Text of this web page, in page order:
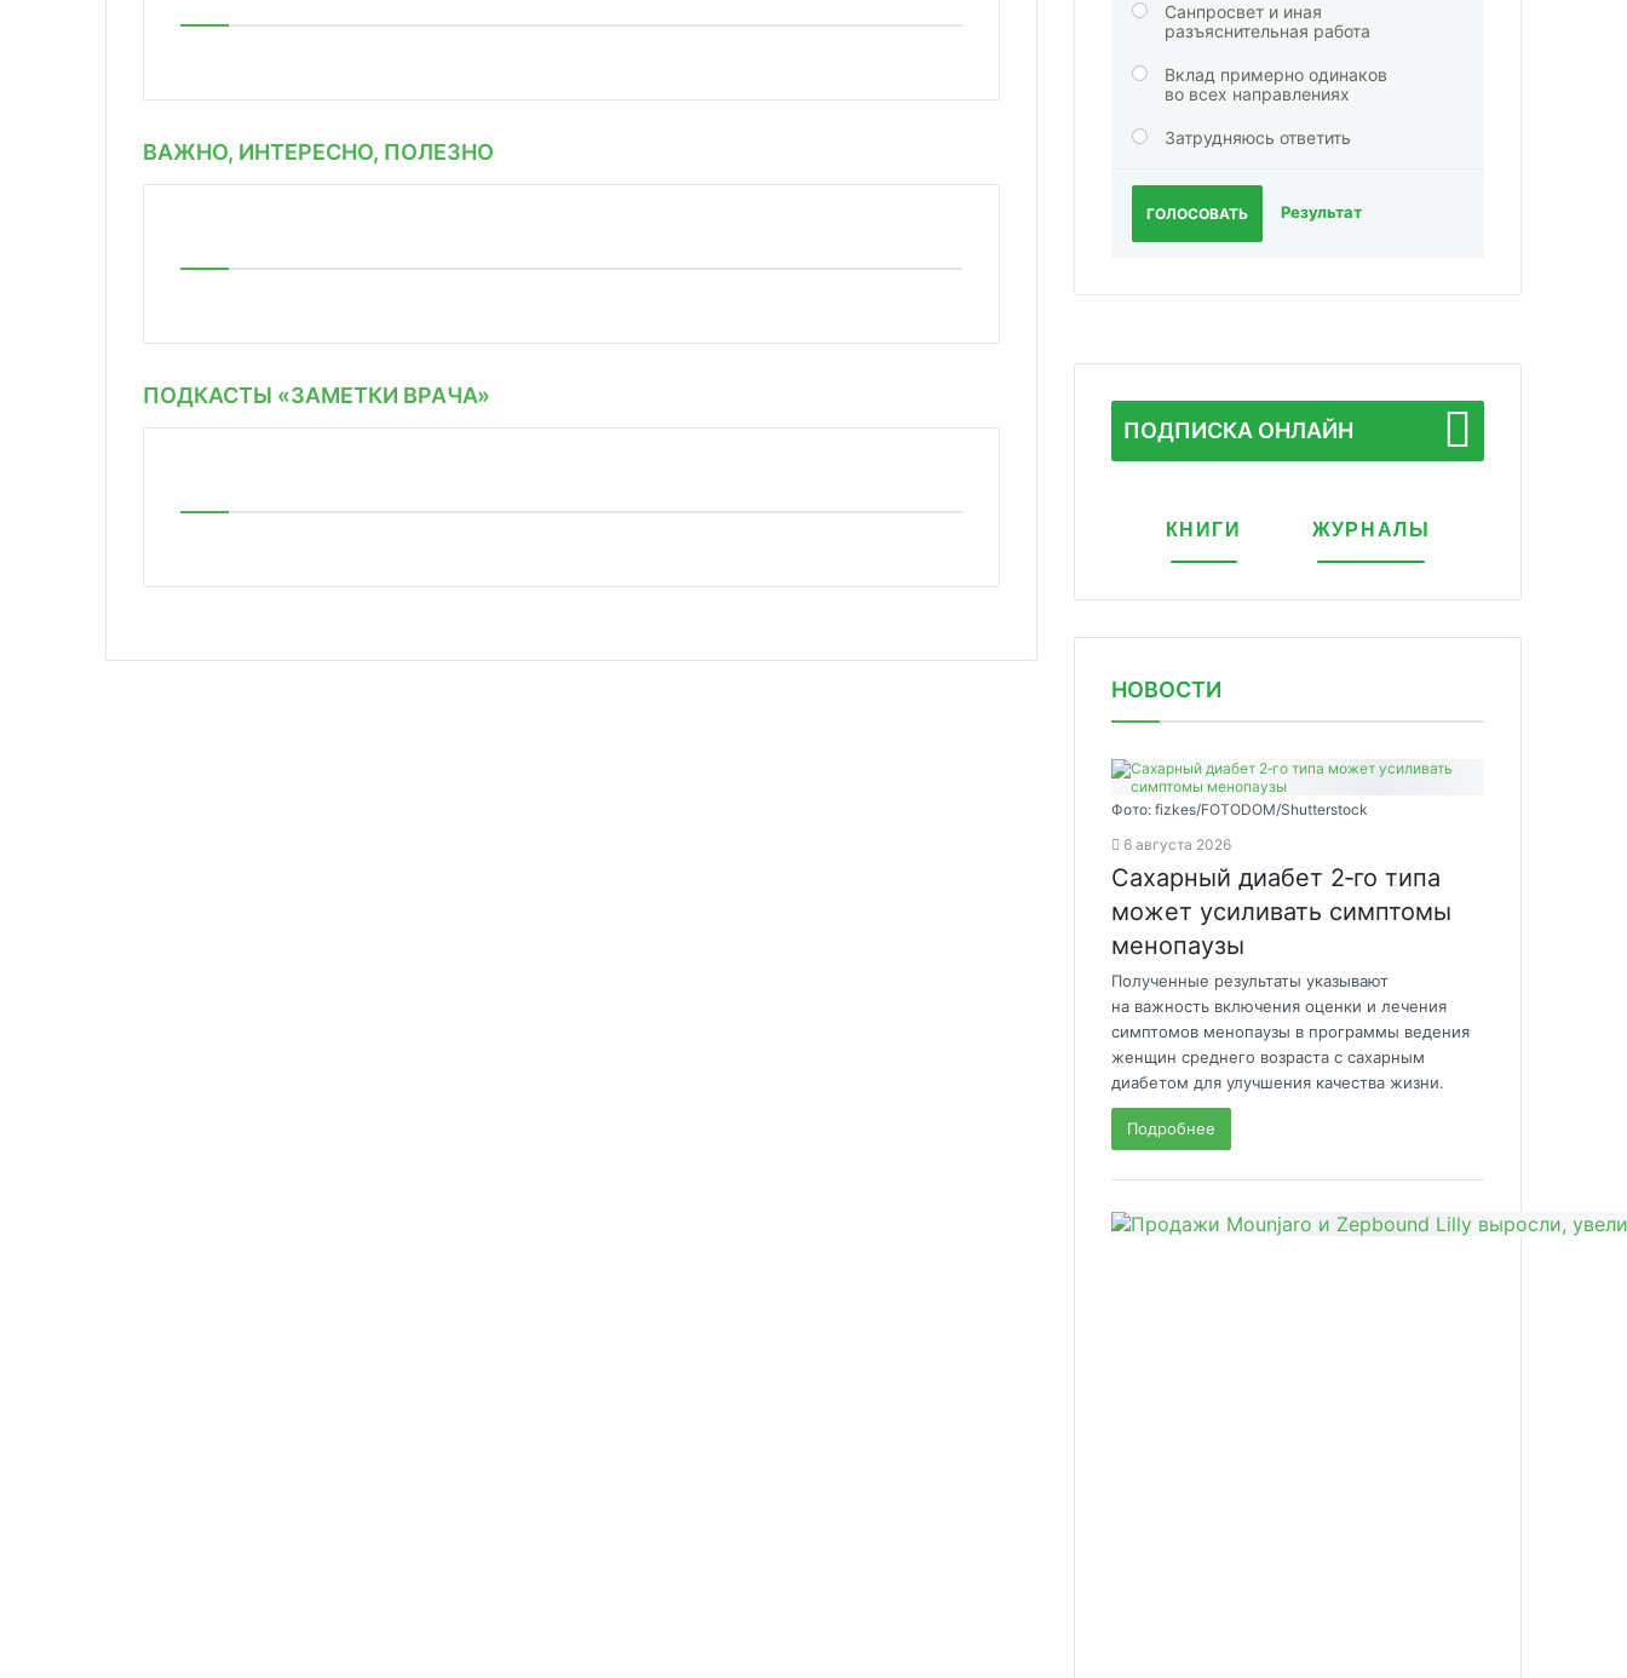
ВАЖНО, ИНТЕРЕСНО, ПОЛЕЗНО
ПОДКАСТЫ «ЗАМЕТКИ ВРАЧА»
Санпросвет и иная
разъяснительная работа
Вклад примерно одинаков
во всех направлениях
Затрудняюсь ответить
ГОЛОСОВАТЬ Результат
ПОДПИСКА ОНЛАЙН
КНИГИ ЖУРНАЛЫ
НОВОСТИ
Фото: fizkes/FOTODOM/Shutterstock
6 августа 2026
Сахарный диабет 2‑го типа
может усиливать симптомы
менопаузы
Полученные результаты указывают
на важность включения оценки и лечения
симптомов менопаузы в программы ведения
женщин среднего возраста с сахарным
диабетом для улучшения качества жизни.
Подробнее